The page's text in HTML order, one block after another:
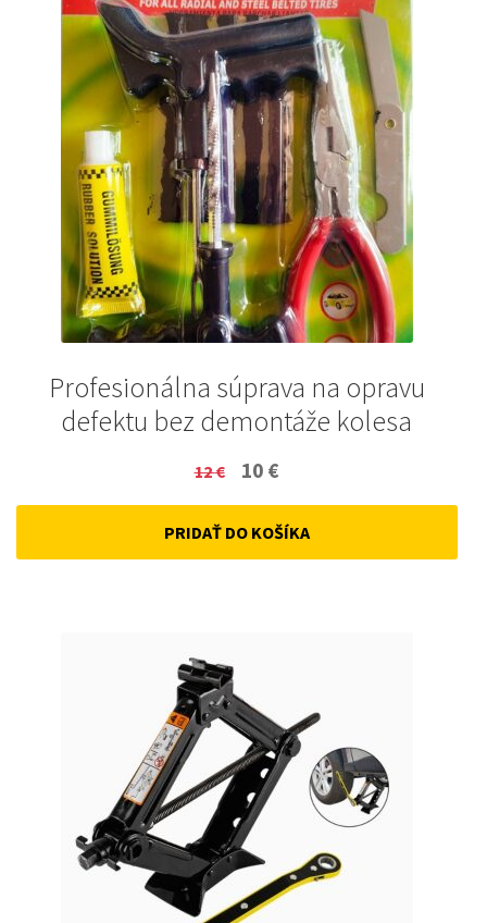
Profesionálna súprava na opravu
defektu bez demontáže kolesa
12€
Original
price
was:
10 €
price
is:
PRIDAŤ DO KOŠÍKA